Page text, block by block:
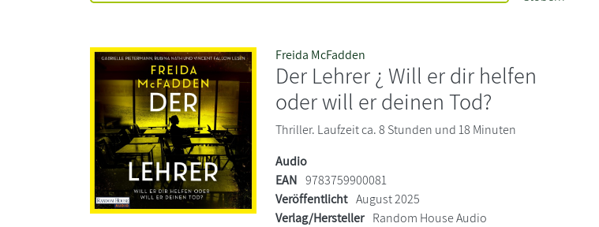
Freida McFadden
Der Lehrer ¿ Will er dir helfen
oder will er deinen Tod?
Thriller. Laufzeit ca. 8 Stunden und 18 Minuten
Audio
EAN 9783759900081
Veröffentlicht August 2025
Verlag/Hersteller Random House Audio